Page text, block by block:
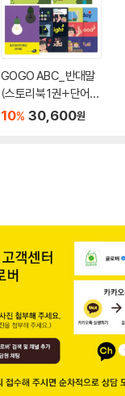
GOGO ABC_반대말
(스토리북 1권+단어놀
이북 1권+플래시카드)
10% 30,600원